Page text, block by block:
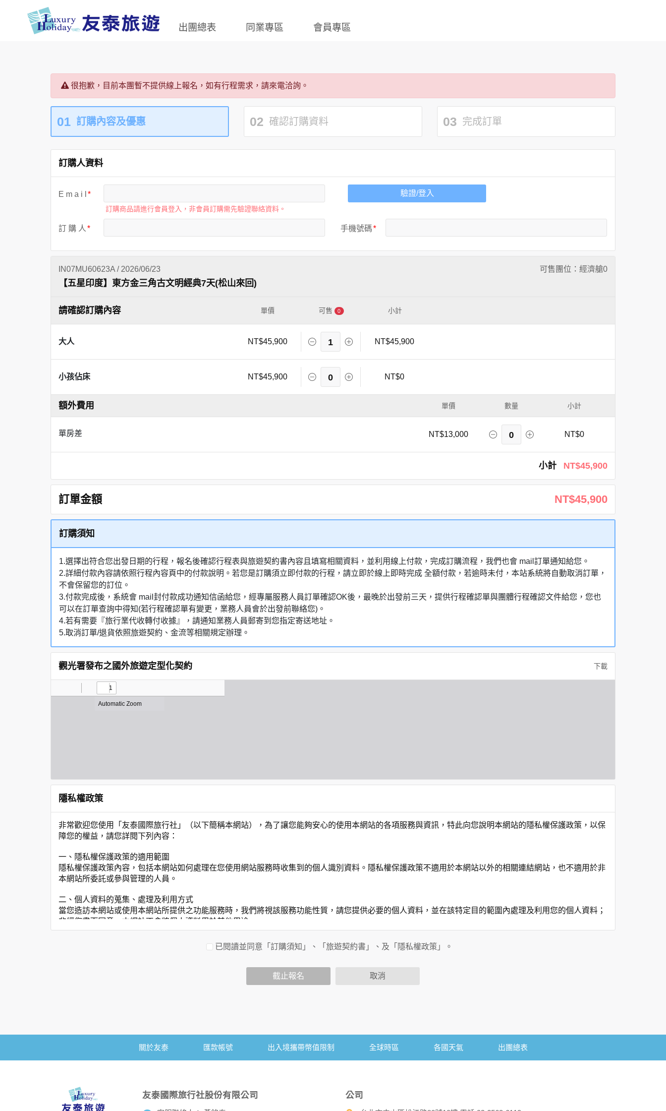
出團總表 同業專區 會員專區
很抱歉，目前本團暫不提供線上報名，如有行程需求，請來電洽詢。
01 訂購內容及優惠 02 確認訂購資料 03 完成訂單
訂購人資料
E m a i l
訂購商品請進行會員登入，非會員訂購需先驗證聯絡資料。
驗證/登入
訂 購 人 手機號碼
IN07MU60623A / 2026/06/23 可售團位：經濟艙0
【五星印度】東方金三角古文明經典7天(松山來回)
請確認訂購內容 單價 可售 0 小計
大人 NT$45,900 1 NT$45,900
小孩佔床 NT$45,900 0 NT$0
額外費用 單價 數量 小計
單房差 NT$13,000 0 NT$0
小計 NT$45,900
訂單金額 NT$45,900
訂購須知
1.選擇出符合您出發日期的行程，報名後確認行程表與旅遊契約書內容且填寫相關資料，並利用線上付款，完成訂購流程，我們也會 mail訂單通知給您。
2.詳細付款內容請依照行程內容頁中的付款說明。若您是訂購須立即付款的行程，請立即於線上即時完成 全額付款，若逾時未付，本站系統將自動取消訂單，
不會保留您的訂位。
3.付款完成後，系統會 mail封付款成功通知信函給您，經專屬服務人員訂單確認OK後，最晚於出發前三天，提供行程確認單與團體行程確認文件給您，您也
可以在訂單查詢中得知(若行程確認單有變更，業務人員會於出發前聯絡您)。
4.若有需要『旅行業代收轉付收據』，請通知業務人員郵寄到您指定寄送地址。
5.取消訂單/退貨依照旅遊契約、金流等相關規定辦理。
觀光署發布之國外旅遊定型化契約 下載
隱私權政策
非常歡迎您使用「友泰國際旅行社」（以下簡稱本網站），為了讓您能夠安心的使用本網站的各項服務與資訊，特此向您說明本網站的隱私權保護政策，以保
障您的權益，請您詳閱下列內容：
一、隱私權保護政策的適用範圍
隱私權保護政策內容，包括本網站如何處理在您使用網站服務時收集到的個人識別資料。隱私權保護政策不適用於本網站以外的相關連結網站，也不適用於非
本網站所委託或參與管理的人員。
二、個人資料的蒐集、處理及利用方式
當您造訪本網站或使用本網站所提供之功能服務時，我們將視該服務功能性質，請您提供必要的個人資料，並在該特定目的範圍內處理及利用您的個人資料；
非經您書面同意，本網站不會將個人資料用於其他用途。
本網站在您使用服務信箱、問卷調查等互動性功能時，會保留您所提供的姓名、電子郵件地址、聯絡方式及使用時間等。
於一般瀏覽時，伺服器會自行記錄相關行徑，包括您使用連線設備的IP位址、使用時間、使用的瀏覽器、瀏覽及點選資料記錄等，做為我們增進網站服務的參
四、網站對外的相關連結
本網站的網頁提供其他網站的網路連結，您也可經由本網站所提供的連結，點選進入其他網站。但該連結網站不適用本網站的隱私權保護政策，您必須參考該
五、與第三人共用個人資料之政策
本網站絕不會提供、交換、出租或出售任何您的個人資料給其他個人、團體、私人企業或公務機關，但有法律依據或合約義務者，不在此限。
已閱讀並同意「訂購須知」、「旅遊契約書」、及「隱私權政策」。
截止報名 取消
關於友泰 匯款帳號 出入境攜帶幣值限制 全球時區 各國天氣 出團總表
友泰國際旅行社股份有限公司 公司